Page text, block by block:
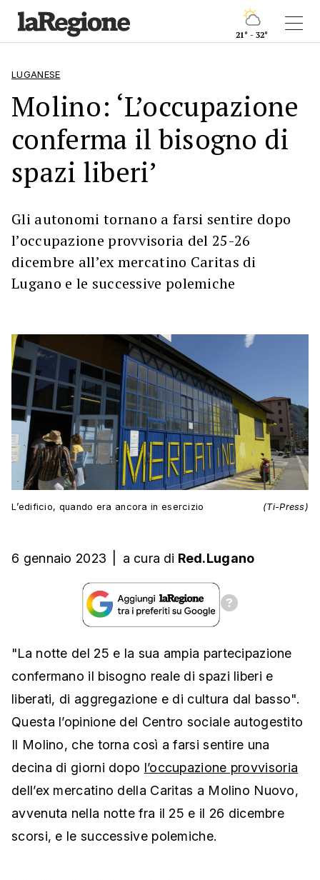
21° - 32°
LUGANESE
Molino: ‘L’occupazione
conferma il bisogno di
spazi liberi’
Gli autonomi tornano a farsi sentire dopo
l’occupazione provvisoria del 25-26
dicembre all’ex mercatino Caritas di
Lugano e le successive polemiche
L’edificio, quando era ancora in esercizio (Ti-Press)
6 gennaio 2023 a cura di Red.Lugano
"La notte del 25 e la sua ampia partecipazione
confermano il bisogno reale di spazi liberi e
liberati, di aggregazione e di cultura dal basso".
Questa l’opinione del Centro sociale autogestito
Il Molino, che torna così a farsi sentire una
decina di giorni dopo l’occupazione provvisoria
dell’ex mercatino della Caritas a Molino Nuovo,
avvenuta nella notte fra il 25 e il 26 dicembre
scorsi, e le successive polemiche.